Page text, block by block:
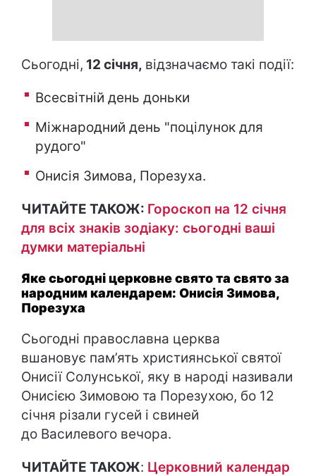
Сьогодні, 12 січня, відзначаємо такі події:
Всесвітній день доньки
Міжнародний день "поцілунок для
рудого"
Онисія Зимова, Порезуха.
ЧИТАЙТЕ ТАКОЖ: Гороскоп на 12 січня
для всіх знаків зодіаку: сьогодні ваші
думки матеріальні
Яке сьогодні церковне свято та свято за
народним календарем: Онисія Зимова,
Порезуха
Сьогодні православна церква
вшановує пам’ять християнської святої
Онисії Солунської, яку в народі називали
Онисією Зимовою та Порезухою, бо 12
січня різали гусей і свиней
до Василевого вечора.
ЧИТАЙТЕ ТАКОЖ: Церковний календар